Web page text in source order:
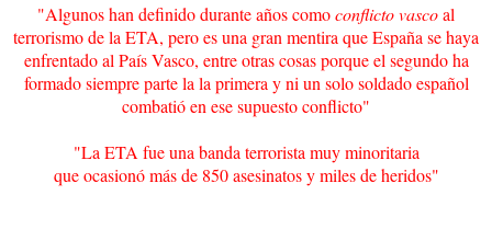
"Algunos han definido durante años comoconflicto vascoal
terrorismo de la ETA, pero es una gran mentira que España se haya
enfrentado al País Vasco, entre otras cosas porque el segundo ha
formado siempre parte la la primera y ni un solo soldado español
combatió en ese supuesto conflicto"
"La ETA fue una banda terrorista muy minoritaria
que ocasionó más de 850 asesinatos y miles de heridos"